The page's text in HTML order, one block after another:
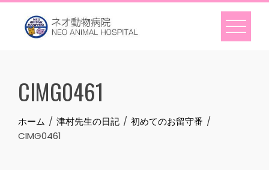
Skip
content
CIMG0461
ホーム 津村先生の日記
初めてのお留守番
CIMG0461